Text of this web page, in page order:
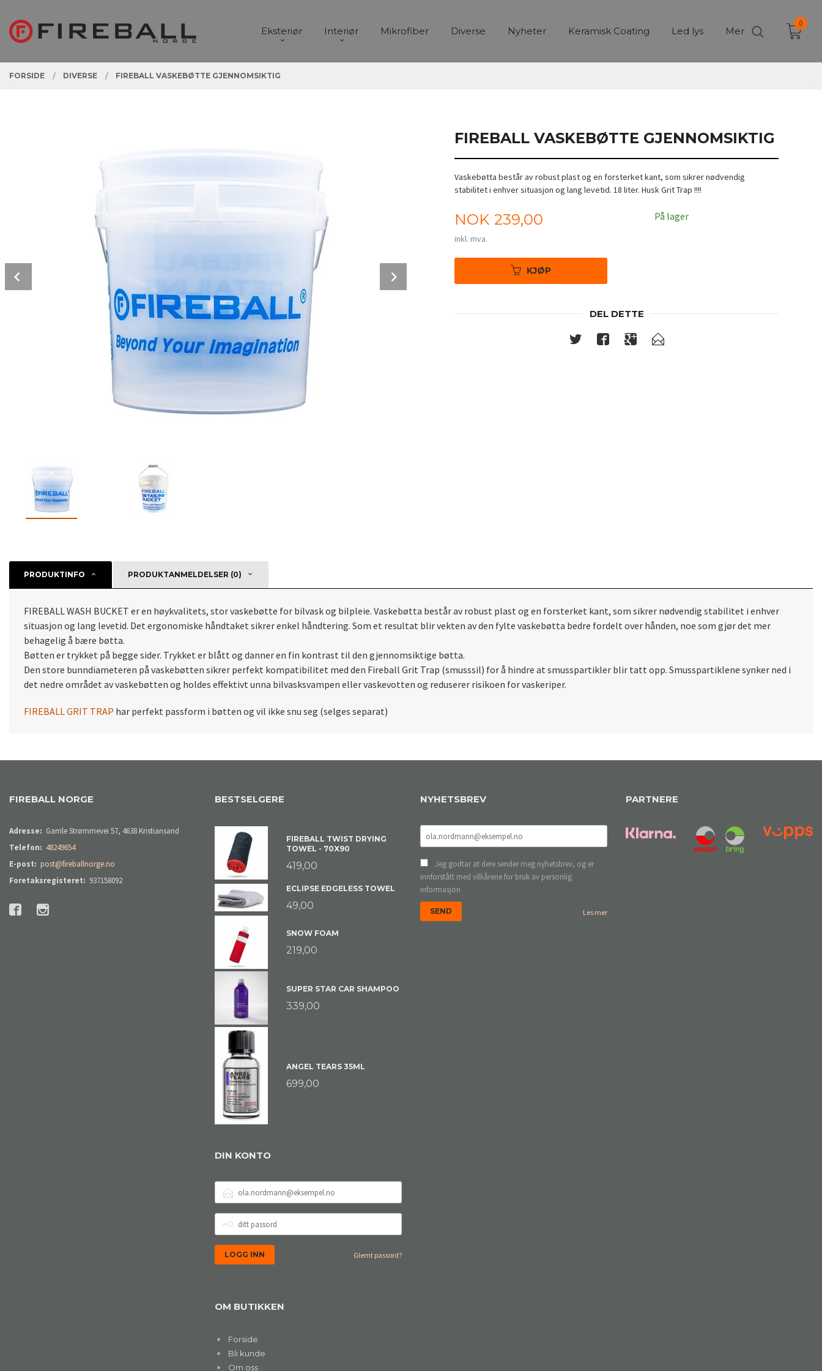
innholdet
PRODUKTER
Eksteriør Interiør Mikrofiber Diverse Nyheter Keramisk Coating Led lys Mer
0
FORSIDE DIVERSE FIREBALL VASKEBØTTE GJENNOMSIKTIG
FIREBALL VASKEBØTTE GJENNOMSIKTIG
Vaskebøtta består av robust plast og en forsterket kant, som sikrer nødvendig
stabilitet i enhver situasjon og lang levetid. 18 liter. Husk Grit Trap !!!!
Pris
NOK 239,00
inkl. mva.
På lager
KJØP
DEL DETTE
PRODUKTINFO PRODUKTANMELDELSER (0)
FIREBALL WASH BUCKET er en høykvalitets, stor vaskebøtte for bilvask og bilpleie. Vaskebøtta består av robust plast og en forsterket kant, som sikrer nødvendig stabilitet i enhver
situasjon og lang levetid. Det ergonomiske håndtaket sikrer enkel håndtering. Som et resultat blir vekten av den fylte vaskebøtta bedre fordelt over hånden, noe som gjør det mer
behagelig å bære bøtta.
Bøtten er trykket på begge sider. Trykket er blått og danner en fin kontrast til den gjennomsiktige bøtta.
Den store bunndiameteren på vaskebøtten sikrer perfekt kompatibilitet med den Fireball Grit Trap (smusssil) for å hindre at smusspartikler blir tatt opp. Smusspartiklene synker ned i
det nedre området av vaskebøtten og holdes effektivt unna bilvasksvampen eller vaskevotten og reduserer risikoen for vaskeriper.
FIREBALL GRIT TRAP har perfekt passform i bøtten og vil ikke snu seg (selges separat)
FIREBALL NORGE
Adresse: Gamle Strømmevei 57, 4638 Kristiansand
Telefon: 48249654
E-post: post@fireballnorge.no
Foretaksregisteret: 937158092
BESTSELGERE
FIREBALL TWIST DRYING
TOWEL - 70X90
419,00
ECLIPSE EDGELESS TOWEL
49,00
SNOW FOAM
219,00
SUPER STAR CAR SHAMPOO
339,00
ANGEL TEARS 35ML
699,00
DIN KONTO
POSTADRESSE
PASSORD
Glemt passord?
OM BUTIKKEN
Forside
Bli kunde
Om oss
NYHETSBREV
Jeg godtar at dere sender meg nyhetsbrev, og er
innforstått med vilkårene for bruk av personlig
informasjon
Les mer
PARTNERE